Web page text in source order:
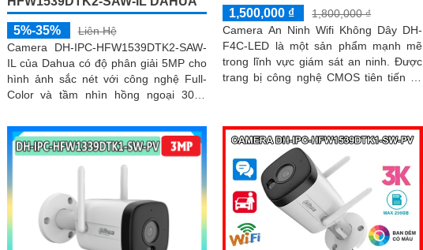
5%-35%
Liên Hệ
Camera DH-IPC-HFW1539DTK2-SAW-
IL của Dahua có độ phân giải 5MP cho
hình ảnh sắc nét với công nghệ Full-
Color và tầm nhìn hồng ngoại 30m.
AI thông minh, giúp phát hiện chính xác
con người và phương tiện
1,500,000 ₫
1,800,000 ₫
Camera An Ninh Wifi Không Dây DH-
F4C-LED là một sản phẩm mạnh mẽ
trong lĩnh vực giám sát an ninh. Được
trang bị công nghệ CMOS tiên tiến và
vòng bán kính 30m